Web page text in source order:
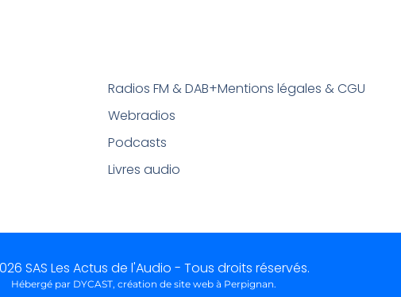
Radios FM & DAB+
Webradios
Podcasts
Livres audio
Mentions légales & CGU
SAS Les Actus de l'Audio - Tous droits réservés.
Hébergé par DYCAST, création de site web à Perpignan.